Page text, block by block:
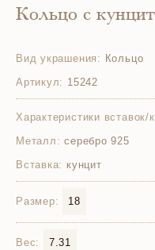
Кольцо с
Вид украшения: Кольцо
Артикул: 15242
Характеристики вставок/
Металл: серебро 925
Вставка: кунцит
Размер: 18
Вес: 7.31